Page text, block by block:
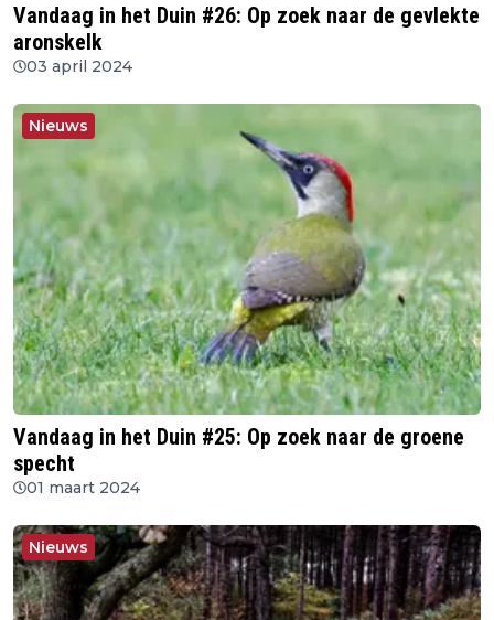
Vandaag in het Duin #26: Op zoek naar de gevlekte
aronskelk
03 april 2024
Nieuws
Vandaag in het Duin #25: Op zoek naar de groene
specht
01 maart 2024
Nieuws